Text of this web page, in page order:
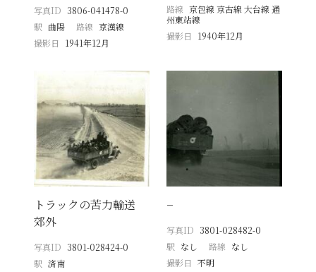
写真ID 3806-041478-0
駅 曲陽 路線 京漢線
撮影日
1941年12月
路線 京包線 京古線 大台線 通
州東站線
撮影日
1940年12月
トラックの苦力輸送
郊外
写真ID 3801-028424-0
駅 済南
−
写真ID 3801-028482-0
駅 なし 路線 なし
撮影日 不明